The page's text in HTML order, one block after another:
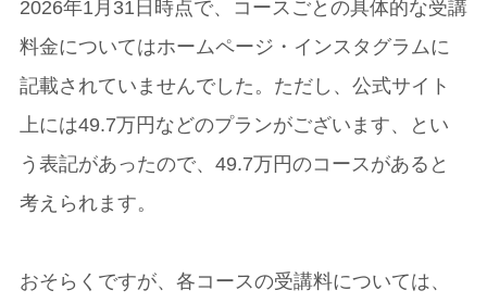
2026年1月31日時点で、コースごとの具体的な受講
料金についてはホームページ・インスタグラムに
記載されていませんでした。ただし、公式サイト
上には49.7万円などのプランがございます、とい
う表記があったので、49.7万円のコースがあると
考えられます。
おそらくですが、各コースの受講料については、